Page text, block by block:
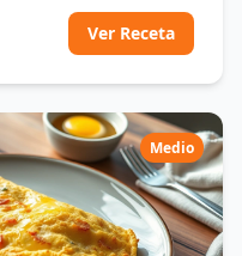
Ver Receta
Medio